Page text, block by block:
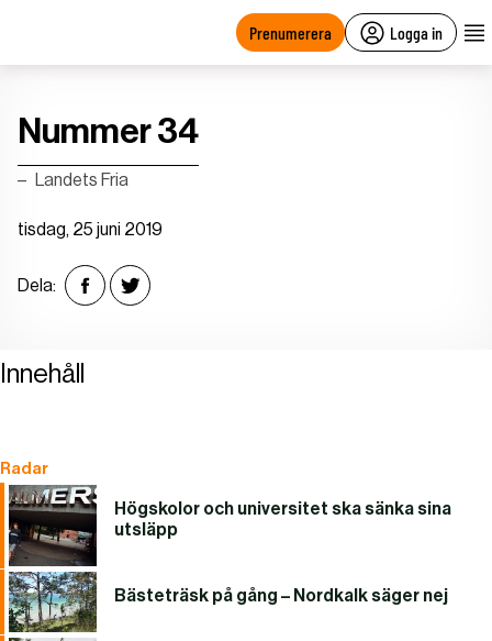
Prenumerera Logga in
Nummer 34
Landets Fria
tisdag, 25 juni 2019
Dela:
Innehåll
Radar
Högskolor och universitet ska sänka sina
utsläpp
Bästeträsk på gång – Nordkalk säger nej